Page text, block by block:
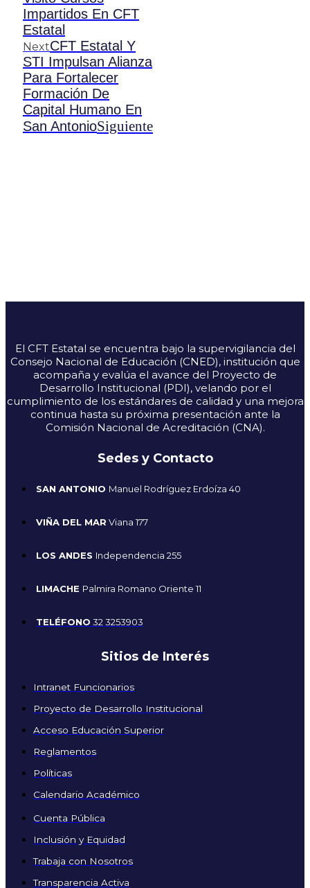
Impartidos En CFT
Estatal
NextCFT Estatal Y
STI Impulsan Alianza
Para Fortalecer
Formación De
Capital Humano En
San AntonioSiguiente
El CFT Estatal se encuentra bajo la supervigilancia del
Consejo Nacional de Educación (CNED), institución que
acompaña y evalúa el avance del Proyecto de
Desarrollo Institucional (PDI), velando por el
cumplimiento de los estándares de calidad y una mejora
continua hasta su próxima presentación ante la
Comisión Nacional de Acreditación (CNA).
Sedes y Contacto
SAN ANTONIO Manuel Rodríguez Erdoíza 40
VIÑA DEL MAR Viana 177
LOS ANDES Independencia 255
LIMACHE Palmira Romano Oriente 11
TELÉFONO 32 3253903
Sitios de Interés
Intranet Funcionarios
Proyecto de Desarrollo Institucional
Acceso Educación Superior
Reglamentos
Políticas
Calendario Académico
Cuenta Pública
Inclusión y Equidad
Trabaja con Nosotros
Transparencia Activa